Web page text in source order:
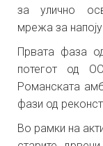
за улично
мрежа за
Првата фаза
потегот од
Романската
фази од
Во рамки на